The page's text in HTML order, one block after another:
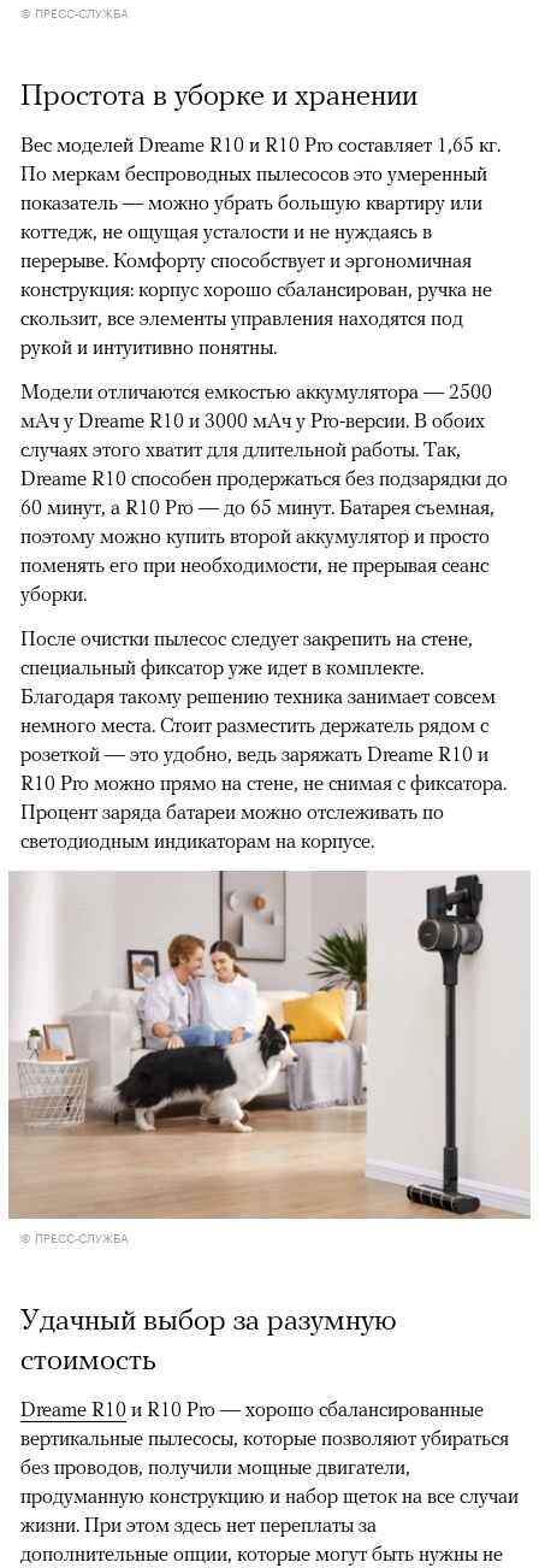
© ПРЕСС-СЛУЖБА
Простота в уборке и хранении
Вес моделей Dreame R10 и R10 Pro составляет 1,65 кг.
По меркам беспроводных пылесосов это умеренный
показатель — можно убрать большую квартиру или
коттедж, не ощущая усталости и не нуждаясь в
перерыве. Комфорту способствует и эргономичная
конструкция: корпус хорошо сбалансирован, ручка не
скользит, все элементы управления находятся под
рукой и интуитивно понятны.
Модели отличаются емкостью аккумулятора — 2500
мАч у Dreame R10 и 3000 мАч у Pro-версии. В обоих
случаях этого хватит для длительной работы. Так,
Dreame R10 способен продержаться без подзарядки до
60 минут, а R10 Pro — до 65 минут. Батарея съемная,
поэтому можно купить второй аккумулятор и просто
поменять его при необходимости, не прерывая сеанс
уборки.
После очистки пылесос следует закрепить на стене,
специальный фиксатор уже идет в комплекте.
Благодаря такому решению техника занимает совсем
немного места. Стоит разместить держатель рядом с
розеткой — это удобно, ведь заряжать Dreame R10 и
R10 Pro можно прямо на стене, не снимая с фиксатора.
Процент заряда батареи можно отслеживать по
светодиодным индикаторам на корпусе.
© ПРЕСС-СЛУЖБА
Удачный выбор за разумную
стоимость
Dreame R10 и R10 Pro — хорошо сбалансированные
вертикальные пылесосы, которые позволяют убираться
без проводов, получили мощные двигатели,
продуманную конструкцию и набор щеток на все случаи
жизни. При этом здесь нет переплаты за
дополнительные опции, которые могут быть нужны не